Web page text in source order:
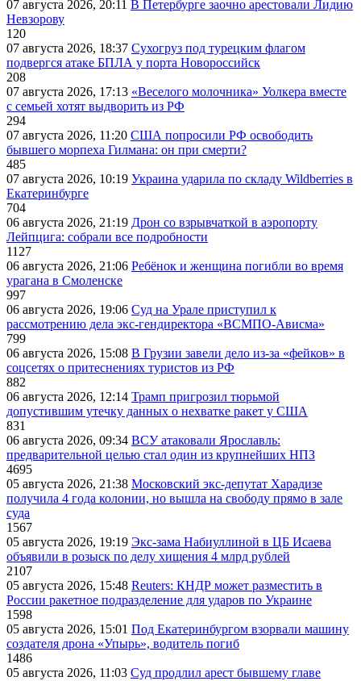
07 августа 2026, 20:11 В Петербурге заочно арестовали Лидию
Невзорову
120
07 августа 2026, 18:37 Сухогруз под турецким флагом
подвергся атаке БПЛА у порта Новороссийск
208
07 августа 2026, 17:13 «Веселого молочника» Уолкера вместе
с семьей хотят выдворить из РФ
294
07 августа 2026, 11:20 США попросили РФ освободить
бывшего морпеха Гилмана: он при смерти?
485
07 августа 2026, 10:19 Украина ударила по складу Wildberries в
Екатеринбурге
704
06 августа 2026, 21:19 Дрон со взрывчаткой в аэропорту
Лейпцига: собрали все подробности
1127
06 августа 2026, 21:06 Ребёнок и женщина погибли во время
урагана в Смоленске
997
06 августа 2026, 19:06 Суд на Урале приступил к
рассмотрению дела экс-гендиректора «ВСМПО-Ависма»
799
06 августа 2026, 15:08 В Грузии завели дело из-за «фейков» в
соцсетях о притеснениях туристов из РФ
882
06 августа 2026, 12:14 Трамп пригрозил тюрьмой
допустившим утечку данных о нехватке ракет у США
831
06 августа 2026, 09:34 ВСУ атаковали Ярославль:
предварительной целью стал один из крупнейших НПЗ
4695
05 августа 2026, 21:38 Московский экс-депутат Харадизе
получила 4 года колонии, но вышла на свободу прямо в зале
суда
1567
05 августа 2026, 19:19 Экс-зама Набиуллиной в ЦБ Исаева
объявили в розыск по делу хищения 4 млрд рублей
2107
05 августа 2026, 15:48 Reuters: КНДР может разместить в
России ракетное подразделение для ударов по Украине
1598
05 августа 2026, 15:01 Под Екатеринбургом взорвали машину
создателя дрона «Упырь», водитель погиб
1486
05 августа 2026, 11:03 Суд продлил арест бывшему главе